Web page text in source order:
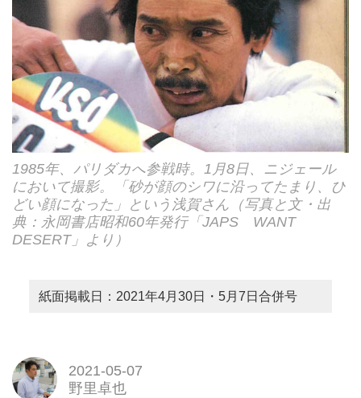
1985年、パリダカへ参戦時。1月8日、ニジェール
において撮影。「砂が顔のシワに沿ってたまり、ひ
どい顔になった」という浅賀さん（写真と文・出
典：永岡書店昭和60年発行「JAPS WANT
DESERT」より）
紙面掲載日：2021年4月30日・5月7日合併号
2021-05-07
野里卓也